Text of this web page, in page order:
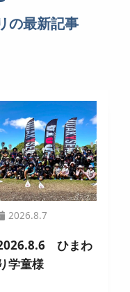
の最新記事
2026.8.7
ひまわ
学童様